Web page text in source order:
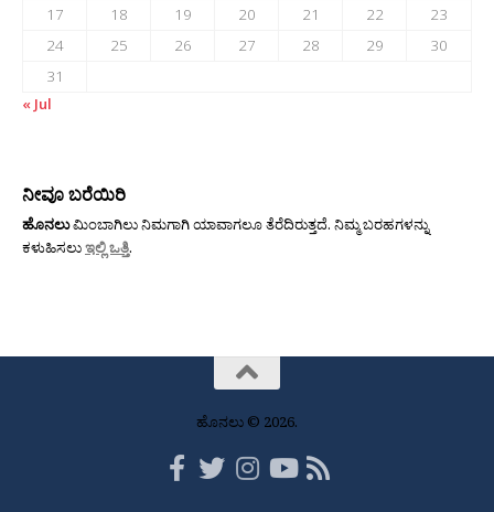
17
18 19 20 21 22
23
24
25 26 27 28 29
30
31
« Jul
ನೀವೂ ಬರೆಯಿರಿ
ಹೊನಲುಮಿಂಬಾಗಿಲು ನಿಮಗಾಗಿ ಯಾವಾಗಲೂ ತೆರೆದಿರುತ್ತದೆ. ನಿಮ್ಮ ಬರಹಗಳನ್ನು
ಕಳುಹಿಸಲುಇಲ್ಲಿ ಒತ್ತಿ.
ಹೊನಲು © 2026.